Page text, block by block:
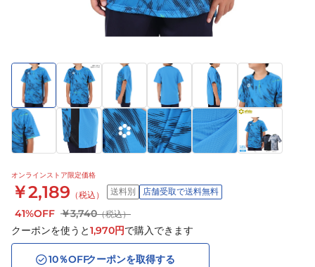
オンラインストア限定価格
￥2,189 （税込） 送料別 店舗受取で送料無料
41%OFF ￥3,740（税込）
クーポンを使うと1,970円で購入できます
10％OFFクーポンを取得する